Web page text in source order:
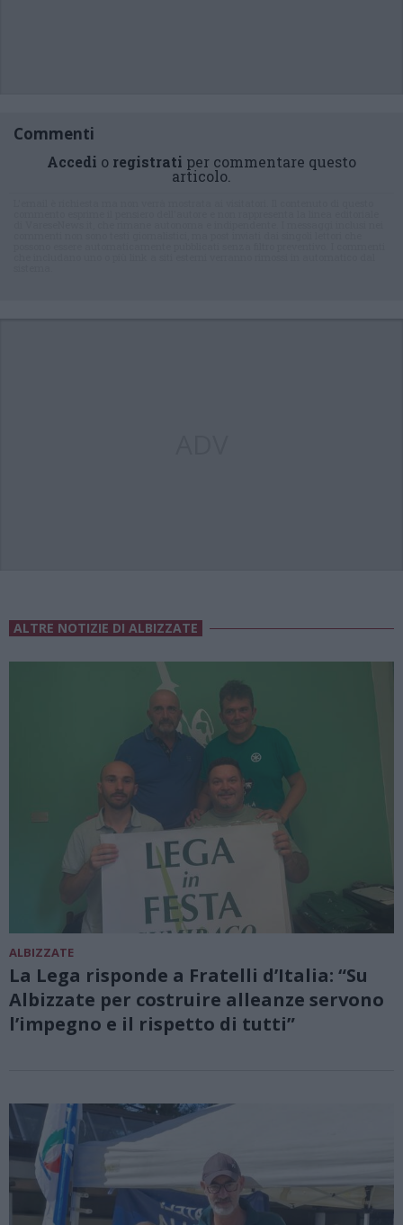
Commenti
Accedi o registrati per commentare questo
articolo.
ALTRE NOTIZIE DI ALBIZZATE
ALBIZZATE
La Lega risponde a Fratelli d’Italia: “Su
Albizzate per costruire alleanze servono
l’impegno e il rispetto di tutti”